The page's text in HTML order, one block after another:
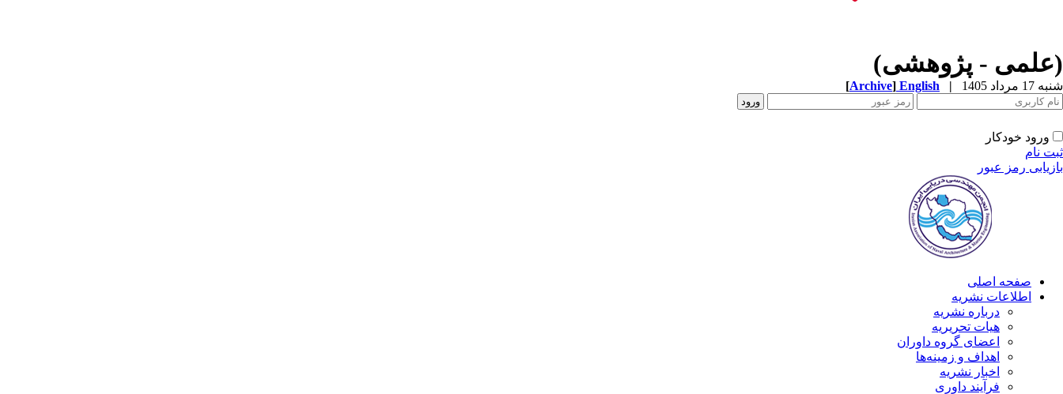
(علمی - پژوهشی)
شنبه 17 مرداد 1405 |
English
[Archive]
ورود خودکار
ثبت نام
بازیابی رمز عبور
صفحه اصلی
اطلاعات نشریه
درباره نشریه
هیات تحریریه
اعضای گروه داوران
اهداف و زمینه‌ها
اخبار نشریه
فرآیند داوری